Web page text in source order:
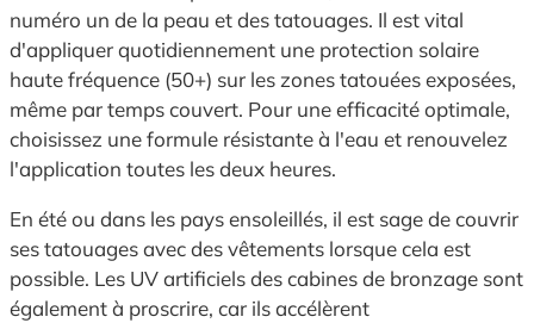
numéro un de la peau et des tatouages. Il est vital
d'appliquer quotidiennement une protection solaire
haute fréquence (50+) sur les zones tatouées exposées,
même par temps couvert. Pour une efficacité optimale,
choisissez une formule résistante à l'eau et renouvelez
l'application toutes les deux heures.
En été ou dans les pays ensoleillés, il est sage de couvrir
ses tatouages avec des vêtements lorsque cela est
possible. Les UV artificiels des cabines de bronzage sont
également à proscrire, car ils accélèrent